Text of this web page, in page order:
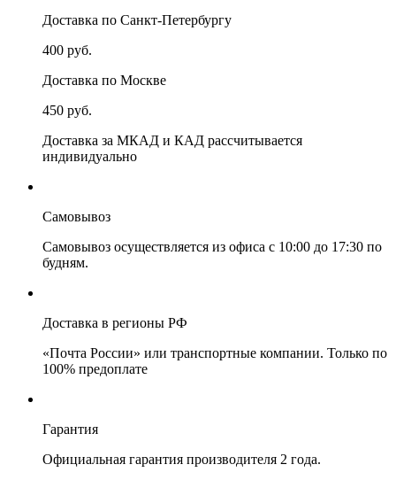
Доставка по Санкт-Петербургу
400 руб.
Доставка по Москве
450 руб.
Доставка за МКАД и КАД рассчитывается
индивидуально
Самовывоз
Самовывоз осуществляется из офиса с 10:00 до 17:30 по
будням.
Доставка в регионы РФ
«Почта России» или транспортные компании. Только по
100% предоплате
Гарантия
Официальная гарантия производителя 2 года.